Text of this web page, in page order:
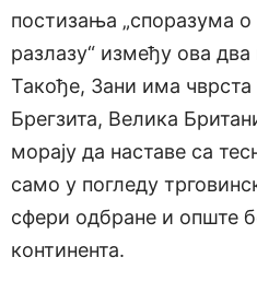
постизања „споразума
разлазу“ између ова два
Такође, Зани има
Брегзита, Велика
морају да наставе са
само у погледу
сфери одбране и опште
континента.